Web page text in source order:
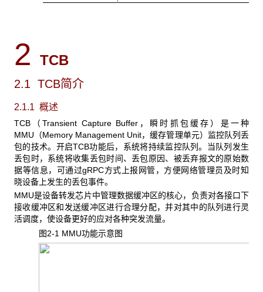
2 TCB
2.1 TCB简介
2.1.1 概述
TCB（Transient Capture Buffer，瞬时抓包缓存）是一种
MMU（Memory Management Unit，缓存管理单元）监控队列丢
包的技术。开启TCB功能后，系统将持续监控队列。当队列发生
丢包时，系统将收集丢包时间、丢包原因、被丢弃报文的原始数
据等信息，可通过gRPC方式上报网管，方便网络管理员及时知
晓设备上发生的丢包事件。
MMU是设备转发芯片中管理数据缓冲区的核心，负责对各接口下
接收缓冲区和发送缓冲区进行合理分配，并对其中的队列进行灵
活调度，使设备更好的应对各种突发流量。
图2-1 MMU功能示意图